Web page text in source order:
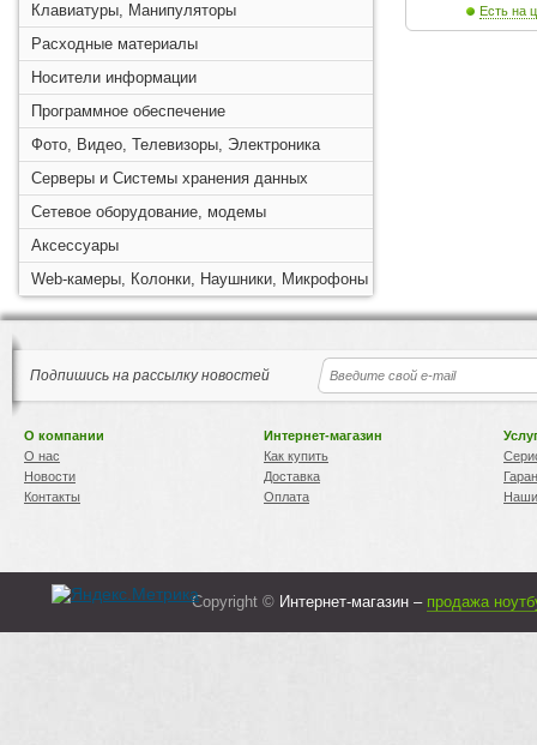
Клавиатуры, Манипуляторы
Расходные материалы
Носители информации
Программное обеспечение
Фото, Видео, Телевизоры, Электроника
Серверы и Системы хранения данных
Сетевое оборудование, модемы
Аксессуары
Web-камеры, Колонки, Наушники, Микрофоны
Есть на
Подпишись на рассылку новостей
О компании
О нас
Новости
Контакты
Интернет-магазин
Как купить
Доставка
Оплата
Copyright © Интернет-магазин – продажа